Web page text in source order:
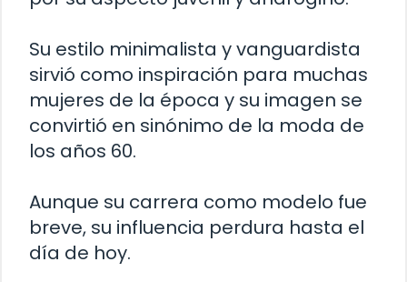
Su estilo minimalista y vanguardista
sirvió como inspiración para muchas
mujeres de la época y su imagen se
convirtió en sinónimo de la moda de
los años 60.
Aunque su carrera como modelo fue
breve, su influencia perdura hasta el
día de hoy.